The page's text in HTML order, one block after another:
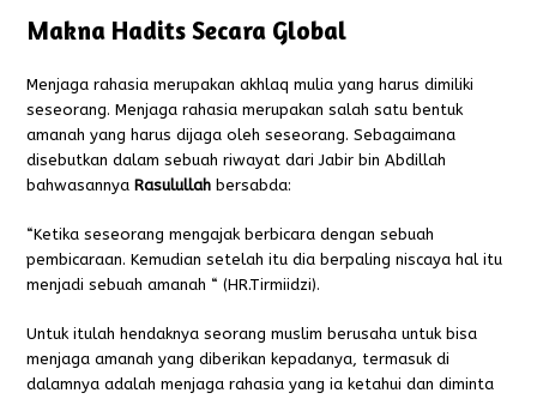
Makna Hadits Secara Global
Menjaga rahasia merupakan akhlaq mulia yang harus dimiliki
seseorang. Menjaga rahasia merupakan salah satu bentuk
amanah yang harus dijaga oleh seseorang. Sebagaimana
disebutkan dalam sebuah riwayat dari Jabir bin Abdillah
bahwasannyaRasulullah bersabda:
“Ketika seseorang mengajak berbicara dengan sebuah
pembicaraan. Kemudian setelah itu dia berpaling niscaya hal itu
menjadi sebuah amanah “ (HR.Tirmiidzi).
Untuk itulah hendaknya seorang muslim berusaha untuk bisa
menjaga amanah yang diberikan kepadanya, termasuk di
dalamnya adalah menjaga rahasia yang ia ketahui dan diminta